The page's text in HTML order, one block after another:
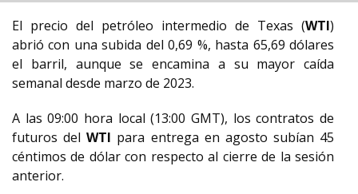
El precio del petróleo intermedio de Texas (WTI)
abrió con una subida del 0,69 %, hasta 65,69 dólares
el barril, aunque se encamina a su mayor caída
semanal desde marzo de 2023.
A las 09:00 hora local (13:00 GMT), los contratos de
futuros delWTI para entrega en agosto subían 45
céntimos de dólar con respecto al cierre de la sesión
anterior.